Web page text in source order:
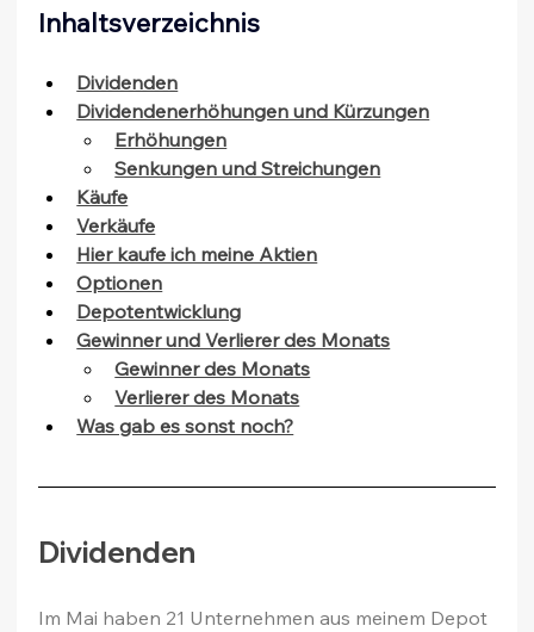
Inhaltsverzeichnis
Dividenden
Dividendenerhöhungen und Kürzungen
Erhöhungen
Senkungen und Streichungen
Käufe
Verkäufe
Hier kaufe ich meine Aktien
Optionen
Depotentwicklung
Gewinner und Verlierer des Monats
Gewinner des Monats
Verlierer des Monats
Was gab es sonst noch?
Dividenden
Im Mai haben 21 Unternehmen aus meinem Depot